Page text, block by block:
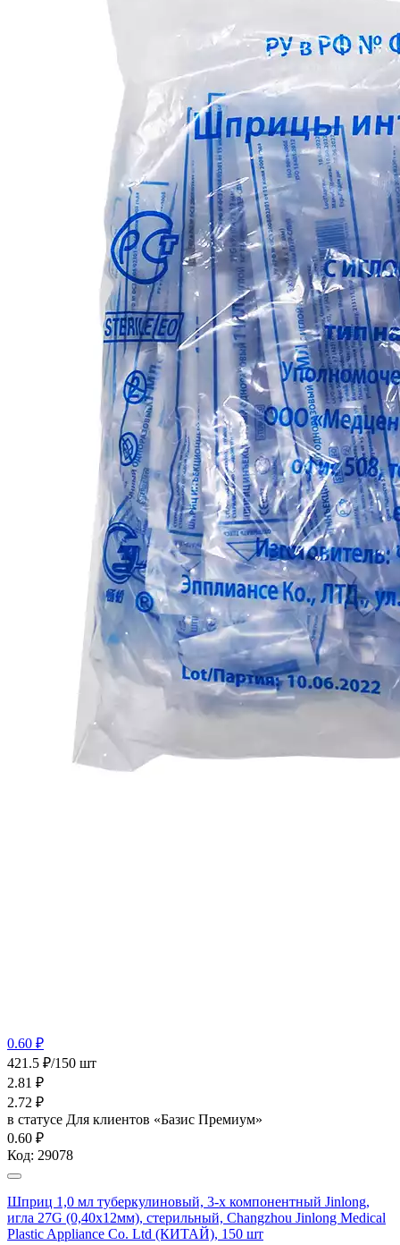
0.60 ₽
421.5 ₽/150 шт
2.81 ₽
2.72 ₽
в статусе Для клиентов «Базис Премиум»
0.60 ₽
Код: 29078
Шприц 1,0 мл туберкулиновый, 3-х компонентный Jinlong,
игла 27G (0,40х12мм), стерильный, Changzhou Jinlong Medical
Plastic Appliance Co. Ltd (КИТАЙ), 150 шт